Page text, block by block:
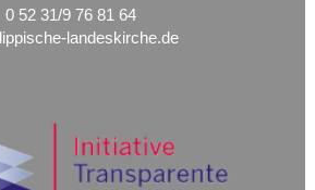
0 52 31/9 76 81 64
landeskirche.de